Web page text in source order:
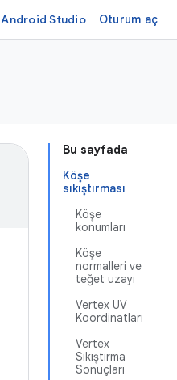
Android Studio Oturum aç
Bu sayfada
Köşe
sıkıştırması
Köşe
konumları
Köşe
normalleri ve
teğet uzayı
Vertex UV
Koordinatları
Vertex
Sıkıştırma
Sonuçları